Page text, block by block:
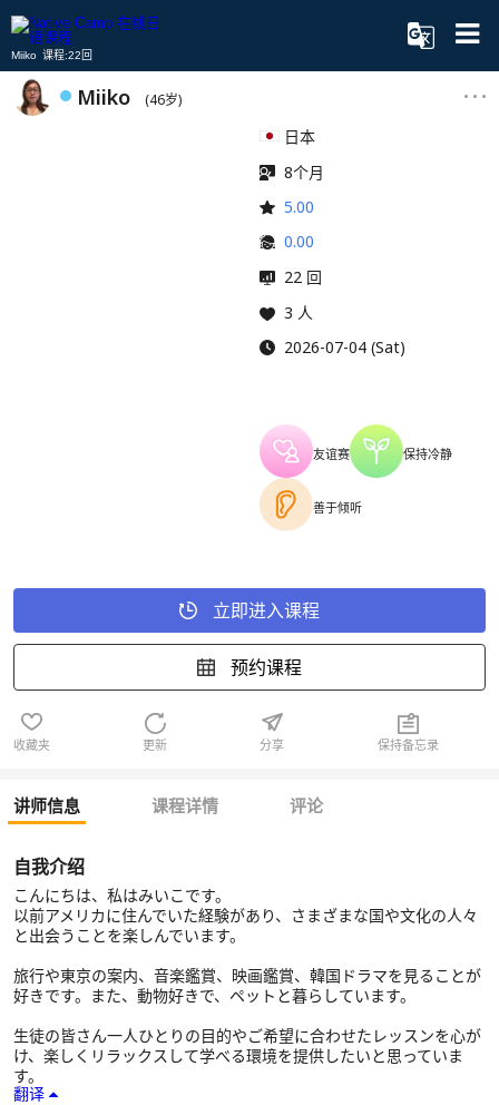
Miiko 课程:22回
Miiko (46岁)
日本
8个月
5.00
0.00
22 回
3 人
2026-07-04 (Sat)
友谊赛 保持冷静
善于倾听
立即进入课程
预约课程
收藏夹 更新 分享 保持备忘录
讲师信息 课程详情 评论
自我介绍
こんにちは、私はみいこです。
以前アメリカに住んでいた経験があり、さまざまな国や文化の人々
と出会うことを楽しんでいます。
旅行や東京の案内、音楽鑑賞、映画鑑賞、韓国ドラマを見ることが
好きです。また、動物好きで、ペットと暮らしています。
生徒の皆さん一人ひとりの目的やご希望に合わせたレッスンを心が
け、楽しくリラックスして学べる環境を提供したいと思っていま
す。
翻译